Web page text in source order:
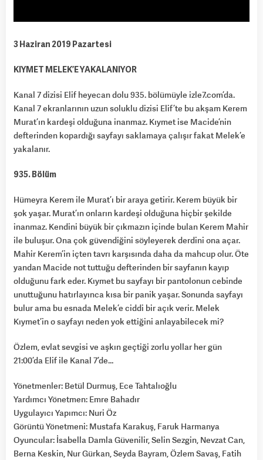
3 Haziran 2019 Pazartesi
KIYMET MELEK’E YAKALANIYOR
Kanal 7 dizisi Elif heyecan dolu 935. bölümüyle izle7.com’da.
Kanal 7 ekranlarının uzun soluklu dizisi Elif’te bu akşam Kerem
Murat’ın kardeşi olduğuna inanmaz. Kıymet ise Macide’nin
defterinden kopardığı sayfayı saklamaya çalışır fakat Melek’e
yakalanır.
935. Bölüm
Hümeyra Kerem ile Murat’ı bir araya getirir. Kerem büyük bir
şok yaşar. Murat’ın onların kardeşi olduğuna hiçbir şekilde
inanmaz. Kendini büyük bir çıkmazın içinde bulan Kerem Mahir
ile buluşur. Ona çok güvendiğini söyleyerek derdini ona açar.
Mahir Kerem’in içten tavrı karşısında daha da mahcup olur. Öte
yandan Macide not tuttuğu defterinden bir sayfanın kayıp
olduğunu fark eder. Kıymet bu sayfayı bir pantolonun cebinde
unuttuğunu hatırlayınca kısa bir panik yaşar. Sonunda sayfayı
bulur ama bu esnada Melek’e ciddi bir açık verir. Melek
Kıymet’in o sayfayı neden yok ettiğini anlayabilecek mi?
Özlem, evlat sevgisi ve aşkın geçtiği zorlu yollar her gün
21:00’da Elif ile Kanal 7’de…
Yönetmenler: Betül Durmuş, Ece Tahtalıoğlu
Yardımcı Yönetmen: Emre Bahadır
Uygulayıcı Yapımcı: Nuri Öz
Görüntü Yönetmeni: Mustafa Karakuş, Faruk Harmanya
Oyuncular: İsabella Damla Güvenilir, Selin Sezgin, Nevzat Can,
Berna Keskin, Nur Gürkan, Seyda Bayram, Özlem Savaş, Fatih